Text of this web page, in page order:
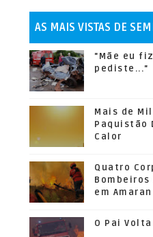
AS MAIS VISTAS DE
"Mãe eu
pediste..."
Mais de
Paquistão
Calor
Quatro
Bombeiros
em
O Pai